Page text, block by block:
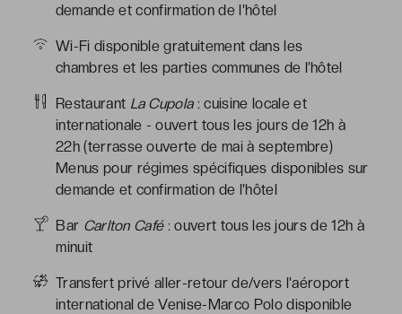
demande et confirmation de l'hôtel
Wi-Fi disponible gratuitement dans les
chambres et les parties communes de l’hôtel
Restaurant La Cupola: cuisine locale et
internationale - ouvert tous les jours de 12h à
22h (terrasse ouverte de mai à septembre)
Menus pour régimes spécifiques disponibles sur
demande et confirmation de l'hôtel
Bar Carlton Café: ouvert tous les jours de 12h à
minuit
Transfert privé aller-retour de/vers l'aéroport
international de Venise-Marco Polo disponible